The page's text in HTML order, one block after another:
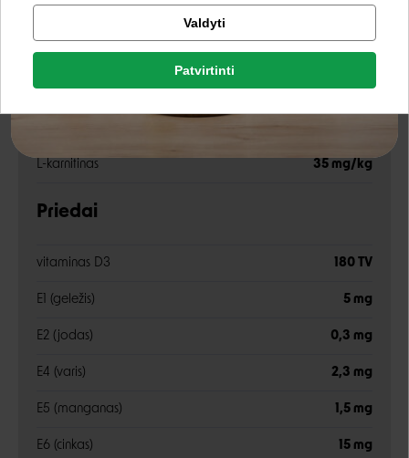
Rašyti atsiliepimą
žali pelenai 1,6%
žalia ląsteliena 1,5%
L-karnitinas 35 mg/kg
Priedai
vitaminas D3 180 TV
E1 (geležis) 5 mg
E2 (jodas) 0,3 mg
E4 (varis) 2,3 mg
E5 (manganas) 1,5 mg
E6 (cinkas) 15 mg
Rašyti atsiliepimą
Facebook
Valdyti
Patvirtinti